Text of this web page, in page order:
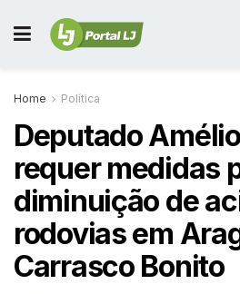
Home Política
Deputado
requer medidas
diminuição de
rodovias em
Carrasco Bonito